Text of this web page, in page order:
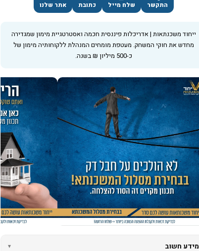
התקשר שלח מייל כתובת אתר שלנו
ייחוד משכנתאות | אדריכלות פיננסית חכמה ואסטרטגיית מימון שמגדירה
מחדש את חוקי המשחק. מעטפת מומחים המנהלת ללקוחותיה מימון של
כ-500 מיליון ₪ בשנה.
מידע חשוב ▾